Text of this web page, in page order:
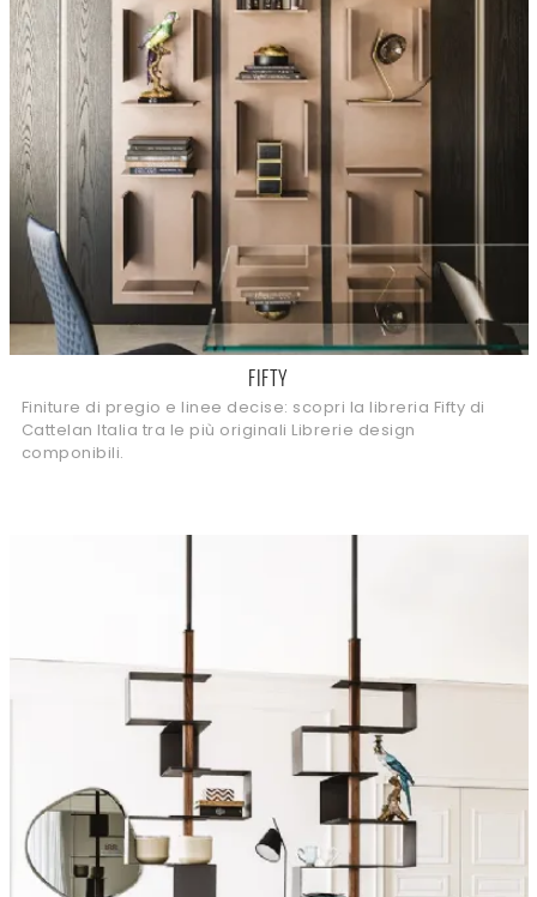
FIFTY
Finiture di pregio e linee decise: scopri la libreria Fifty di
Cattelan Italia tra le più originali Librerie design
componibili.